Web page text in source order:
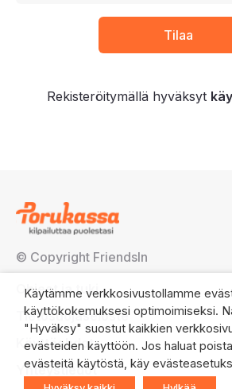
Rekisteröitymällä hyväksyt
© Copyright FriendsIn
Ohjeet ja tuki
Tietosuojaseloste
Käyttöehdot
Yhteystiedot
Käytämme verkkosivustollamme
käyttökokemuksesi optimoimiseksi.
"Hyväksy" suostut kaikkien
evästeiden käyttöön. Jos haluat
evästeitä käytöstä, käy